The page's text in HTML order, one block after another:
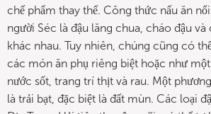
chế phẩm thay thế. Công thức nấu ăn
người Séc là đậu lăng chua, cháo đậu và
khác nhau. Tuy nhiên, chúng cũng có
các món ăn phụ riêng biệt hoặc như
nước sốt, trang trí thịt và rau. Một
là trải bạt, đặc biệt là đất mùn. Các loại